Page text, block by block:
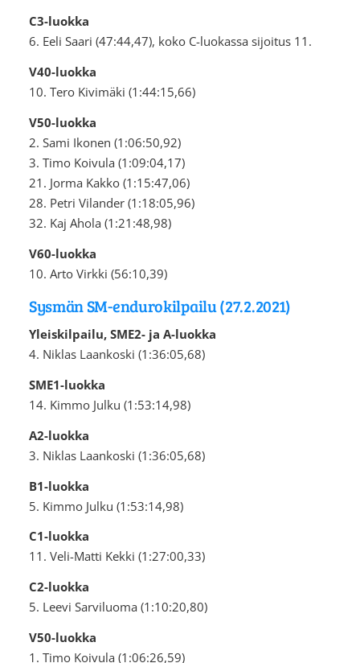
C3-luokka
6. Eeli Saari (47:44,47), koko C-luokassa sijoitus 11.
V40-luokka
10. Tero Kivimäki (1:44:15,66)
V50-luokka
2. Sami Ikonen (1:06:50,92)
3. Timo Koivula (1:09:04,17)
21. Jorma Kakko (1:15:47,06)
28. Petri Vilander (1:18:05,96)
32. Kaj Ahola (1:21:48,98)
V60-luokka
10. Arto Virkki (56:10,39)
Sysmän SM-endurokilpailu (27.2.2021)
Yleiskilpailu, SME2- ja A-luokka
4. Niklas Laankoski (1:36:05,68)
SME1-luokka
14. Kimmo Julku (1:53:14,98)
A2-luokka
3. Niklas Laankoski (1:36:05,68)
B1-luokka
5. Kimmo Julku (1:53:14,98)
C1-luokka
11. Veli-Matti Kekki (1:27:00,33)
C2-luokka
5. Leevi Sarviluoma (1:10:20,80)
V50-luokka
1. Timo Koivula (1:06:26,59)